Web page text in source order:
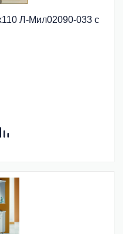
Л-Мил02090-033 с